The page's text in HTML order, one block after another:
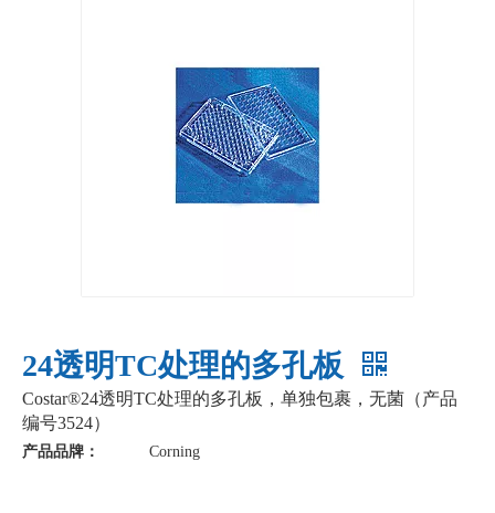
24透明TC处理的多孔板
Costar®24透明TC处理的多孔板，单独包裹，无菌（产品
编号3524）
产品品牌： Corning